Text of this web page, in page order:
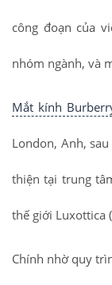
công đoạn của
nhóm ngành, và
Mắt kính
London, Anh,
thiện tại trung
thế giới Luxottica
Chính nhờ quy